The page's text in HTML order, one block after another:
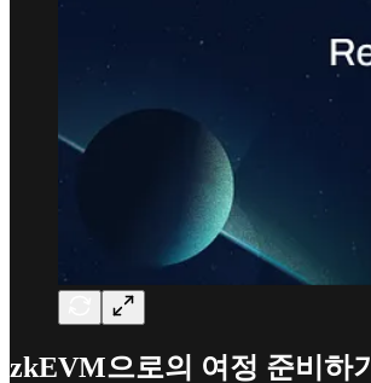
zkEVM으로의 여정 준비하기